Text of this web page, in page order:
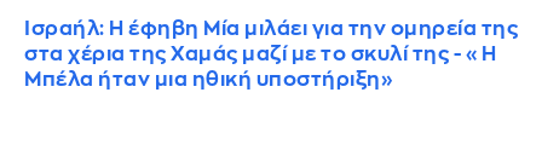
Ισραήλ: Η έφηβη Μία μιλάει για την ομηρεία της
στα χέρια της Χαμάς μαζί με το σκυλί της - «Η
Μπέλα ήταν μια ηθική υποστήριξη»